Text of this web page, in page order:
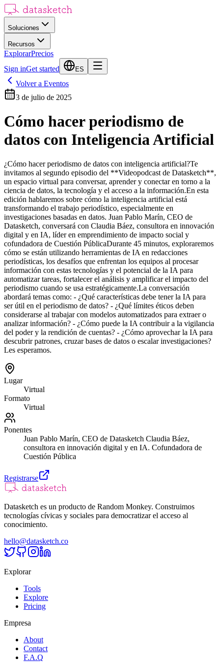
Soluciones
Recursos
ExplorarPrecios
Sign inGet started ES
Volver a Eventos
3 de julio de 2025
Cómo hacer periodismo de
datos con Inteligencia Artificial
​¿Cómo hacer periodismo de datos con inteligencia artificial? ​Te
invitamos al segundo episodio del **Videopodcast de Datasketch**,
un espacio virtual para conversar, aprender y conectar en torno a la
ciencia de datos, la tecnología y el acceso a la información. ​En esta
edición hablaremos sobre cómo la inteligencia artificial está
transformando el trabajo periodístico, especialmente en
investigaciones basadas en datos. Juan Pablo Marín, CEO de
Datasketch, conversará con Claudia Báez, consultora en innovación
digital y en IA, líder en emprendimiento de impacto social y
cofundadora de Cuestión Pública ​Durante 45 minutos, exploraremos
cómo se están utilizando herramientas de IA en redacciones
periodísticas, los desafíos que enfrentan los equipos al procesar
información con estas tecnologías y el potencial de la IA para
automatizar tareas, fortalecer el análisis y amplificar el impacto del
periodismo cuando se usa estratégicamente. ​La conversación
abordará temas como: - ​¿Qué características debe tener la IA para
ser útil en el periodismo de datos? - ​¿Qué límites éticos deben
considerarse al trabajar con modelos automatizados para extraer o
analizar información? - ​¿Cómo puede la IA contribuir a la vigilancia
del poder y la rendición de cuentas? - ​¿Cómo aprovechar la IA para
descubrir patrones, cruzar bases de datos o escalar investigaciones? ​
Les esperamos.
Lugar
Virtual
Formato
Virtual
Ponentes
Juan Pablo Marín, CEO de Datasketch Claudia Báez,
consultora en innovación digital y en IA. Cofundadora de
Cuestión Pública
Registrarse
Datasketch es un producto de Random Monkey. Construimos
tecnologías cívicas y sociales para democratizar el acceso al
conocimiento.
hello@datasketch.co
Explorar
Tools
Explore
Pricing
Empresa
About
Contact
F.A.Q